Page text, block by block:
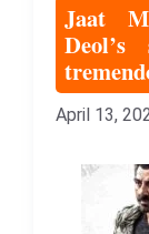
Jaat
April 13,